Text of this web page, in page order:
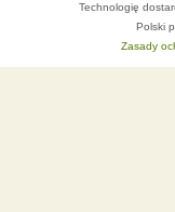
Technologię
Polski
Zasady